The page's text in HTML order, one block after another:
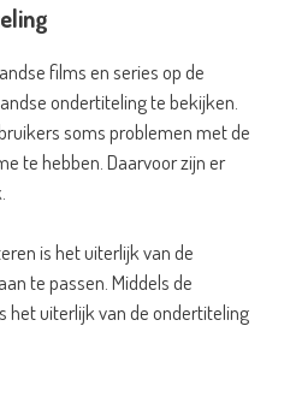
films en series op de
ondertiteling te bekijken.
soms problemen met de
te hebben. Daarvoor zijn er
is het uiterlijk van de
te passen. Middels de
het uiterlijk van de ondertiteling